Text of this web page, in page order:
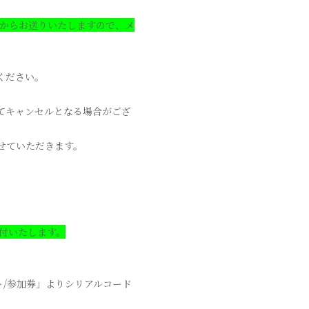
お送りいたしますので、メ
さい。
ャンセルとなる場合がござ
いただきます。
たします。
加券」よりシリアルコード